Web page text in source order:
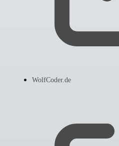
WolfCoder.de